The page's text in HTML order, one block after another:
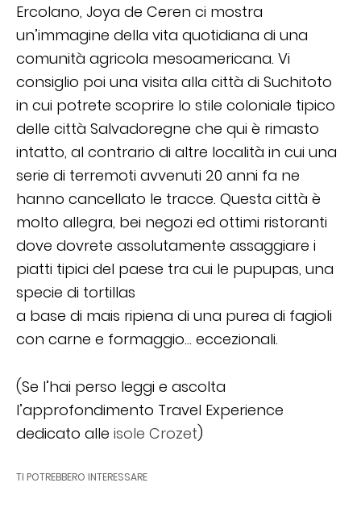
Ercolano, Joya de Ceren ci mostra
un’immagine della vita quotidiana di una
comunità agricola mesoamericana. Vi
consiglio poi una visita alla città di Suchitoto
in cui potrete scoprire lo stile coloniale tipico
delle città Salvadoregne che qui è rimasto
intatto, al contrario di altre località in cui una
serie di terremoti avvenuti 20 anni fa ne
hanno cancellato le tracce. Questa città è
molto allegra, bei negozi ed ottimi ristoranti
dove dovrete assolutamente assaggiare i
piatti tipici del paese tra cui le pupupas, una
specie di tortillas
a base di mais ripiena di una purea di fagioli
con carne e formaggio… eccezionali.
(Se l’hai perso leggi e ascolta
l’approfondimento Travel Experience
dedicato alle isole Crozet)
TI POTREBBERO INTERESSARE